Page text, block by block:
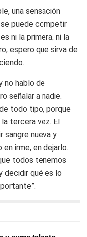
una sensación
se puede competir
ni la primera, ni la
espero que sirva de
no hablo de
señalar a nadie.
todo tipo, porque
la tercera vez. El
sangre nueva y
irme, en dejarlo.
todos tenemos
decidir qué es lo